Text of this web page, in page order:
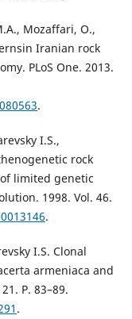
Mozaffari, O.,
Iranian rock
PLoS One. 2013.
.
I.S.,
rock
limited genetic
1998. Vol. 46.
.
I.S. Clonal
armeniaca and
Р. 83–89.
.